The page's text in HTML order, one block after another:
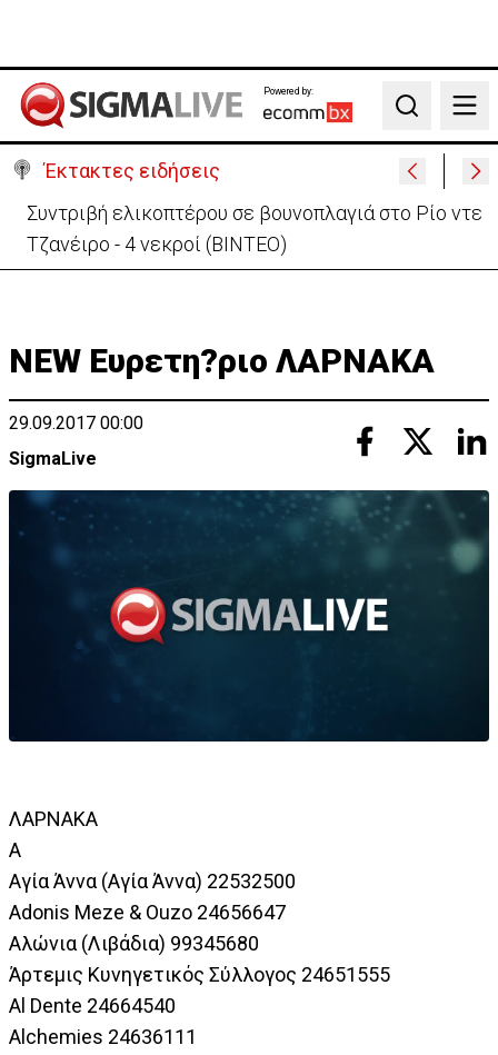
Powered by:
Search
Έκτακτες ειδήσεις
Στις φλόγες όχημα δίπλα σε χωράφι στη Λάρνακα -
Πρόλαβαν τα χειρότερα
NEW Ευρετη?ριο ΛΑΡΝΑΚΑ
29.09.2017 00:00
SigmaLive
ΛΑΡΝΑΚΑ
A
Αγία Άννα (Αγία Άννα) 22532500
Adonis Meze & Ouzo 24656647
Αλώνια (Λιβάδια) 99345680
Άρτεμις Κυνηγετικός Σύλλογος 24651555
Al Dente 24664540
Alchemies 24636111